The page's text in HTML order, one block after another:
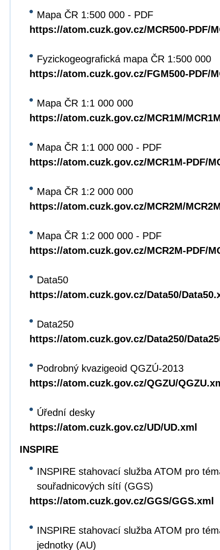
Mapa ČR 1:500 000 - PDF
https://atom.cuzk.gov.cz/MCR500-PDF/
Fyzickogeografická mapa ČR 1:500 000
https://atom.cuzk.gov.cz/FGM500-PDF/
Mapa ČR 1:1 000 000
https://atom.cuzk.gov.cz/MCR1M/
Mapa ČR 1:1 000 000 - PDF
https://atom.cuzk.gov.cz/MCR1M-PDF/
Mapa ČR 1:2 000 000
https://atom.cuzk.gov.cz/MCR2M/
Mapa ČR 1:2 000 000 - PDF
https://atom.cuzk.gov.cz/MCR2M-PDF/
Data50
https://atom.cuzk.gov.cz/Data50/
Data250
https://atom.cuzk.gov.cz/Data250/
Podrobný kvazigeoid QGZÚ-2013
https://atom.cuzk.gov.cz/QGZU/
Úřední desky
https://atom.cuzk.gov.cz/UD/UD.xml
INSPIRE
INSPIRE stahovací služba ATOM pro
souřadnicových sítí (GGS)
https://atom.cuzk.gov.cz/GGS/GGS.xml
INSPIRE stahovací služba ATOM pro
jednotky (AU)